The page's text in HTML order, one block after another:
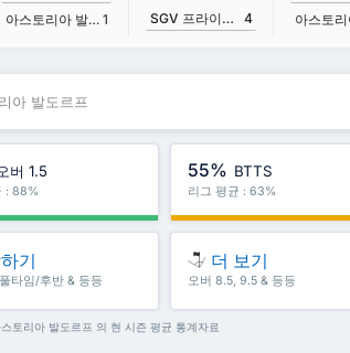
아스토리아 발도르프 1
SGV 프라이베르크
4
아 발도르프
버 1.5
: 88%
55% BTTS
리그 평균 : 63%
기
타임/후반 & 등등
더 보기
오버 8.5, 9.5 & 등등
토리아 발도르프 의 현 시즌 평균 통계자료